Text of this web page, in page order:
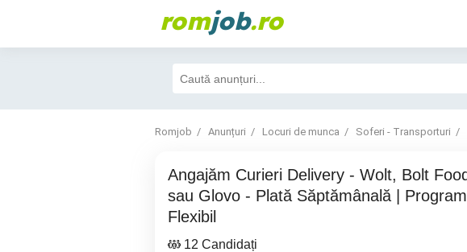
romjob.ro
Romjob Anunțuri Locuri de munca Soferi - Transporturi
Angajăm Curieri Delivery - Wolt, Bolt Food
sau Glovo - Plată Săptămânală | Program
Flexibil
12 Candidați